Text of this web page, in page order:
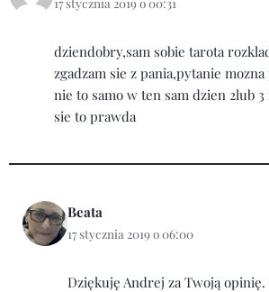
dziendobry,sam sobie tarota
zgadzam sie z pania,pytanie
nie to samo w ten sam dzien 2lub 3
sie to prawda
Beata
17 stycznia 2019 o 06:00
Dziękuję Andrej za Twoją opinię.